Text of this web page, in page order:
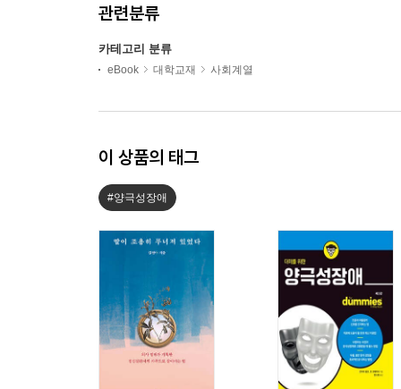
관련분류
카테고리 분류
eBook 대학교재 사회계열
이 상품의 태그
#양극성장애